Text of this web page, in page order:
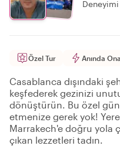
Özel Tur Anında
Casablanca dışındaki
keşfederek gezinizi
dönüştürün. Bu özel
etmenize gerek yok!
Marrakech'e doğru yola
çıkan lezzetleri tadın.